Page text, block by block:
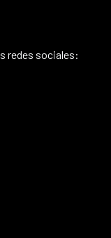
redes sociales: